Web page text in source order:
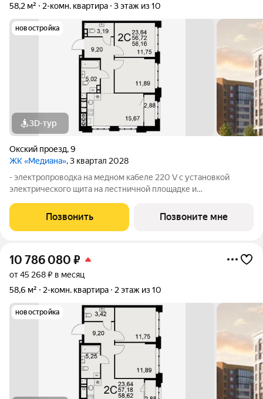
58,2 м²
2-комн. квартира 3 этаж из 10
новостройка
3D-тур
Окский проезд,9
ЖК «Медиана», 3 квартал 2028
- электропроводка на медном кабеле 220 V с установкой
электрического щита на лестничной площадке и
стен, кроме стен лоджий, откосов дверных и оконных
проемов, ниш прохождения стояков
Позвонить Позвоните мне
10 786 080 ₽
от 45 268 ₽ в месяц
58,6 м²
2-комн. квартира 2 этаж из 10
новостройка